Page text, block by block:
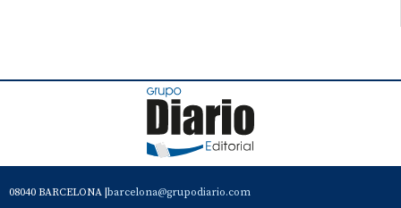
08040 BARCELONA |barcelona@grupodiario.com